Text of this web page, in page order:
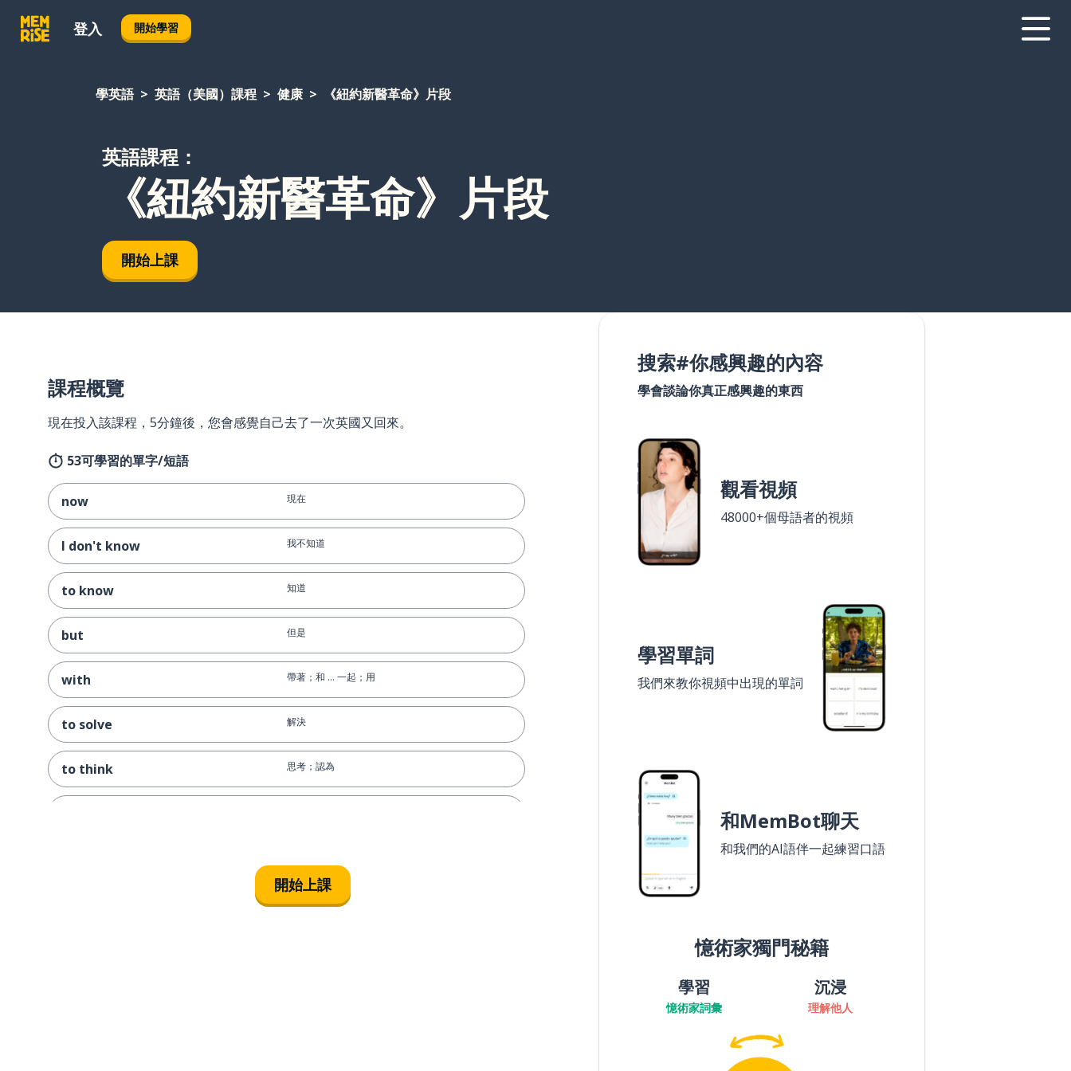
登入 開始學習
學英語 英語（美國）課程 健康 《紐約新醫革命》片段
英語課程：
《紐約新醫革命》片段
開始上課
課程概覽
現在投入該課程，5分鐘後，您會感覺自己去了一次英國又回來。
53可學習的單字/短語
now 現在
I don't know 我不知道
to know 知道
but 但是
with 帶著；和 ... 一起；用
to solve 解決
to think 思考；認為
開始上課
搜索#你感興趣的內容
學會談論你真正感興趣的東西
觀看視頻
48000+個母語者的視頻
學習單詞
我們來教你視頻中出現的單詞
和MemBot聊天
和我們的AI語伴一起練習口語
憶術家獨門秘籍
學習
憶術家詞彙
沉浸
理解他人